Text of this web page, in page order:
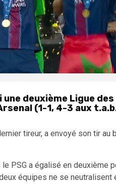
deuxième Ligue
(1-1, 4-3 aux
tireur, a envoyé son ⁠tir au
⁠PSG a égalisé en deuxième
équipes ne se ​neutralisent